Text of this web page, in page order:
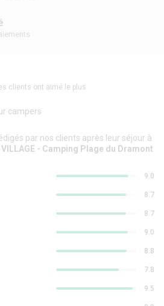
clients ont aimé le plus
campers
par nos clients après leur séjour à
VILLAGE - Camping Plage du Dramont
9.0
8.7
8.7
9.0
8.8
7.8
9.5